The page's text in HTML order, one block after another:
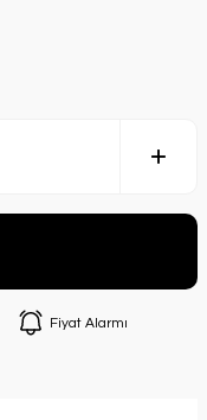
Fiyat Alarmı